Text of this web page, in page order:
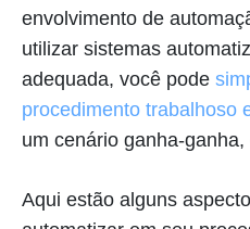
envolvimento de
utilizar sistemas
adequada, você pode
procedimento trabalhoso
um cenário ganha-ganha,
Aqui estão alguns